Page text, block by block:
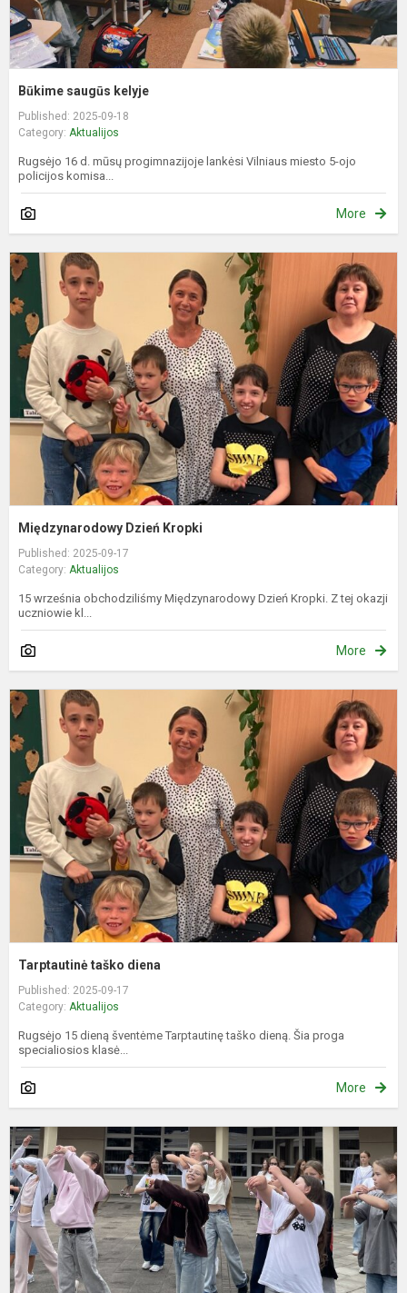
Būkime saugūs kelyje
Published: 2025-09-18
Category: Aktualijos
Rugsėjo 16 d. mūsų progimnazijoje lankėsi Vilniaus miesto 5-ojo
policijos komisa...
More
Międzynarodowy Dzień Kropki
Published: 2025-09-17
Category: Aktualijos
15 września obchodziliśmy Międzynarodowy Dzień Kropki. Z tej okazji
uczniowie kl...
More
Tarptautinė taško diena
Published: 2025-09-17
Category: Aktualijos
Rugsėjo 15 dieną šventėme Tarptautinę taško dieną. Šia proga
specialiosios klasė...
More